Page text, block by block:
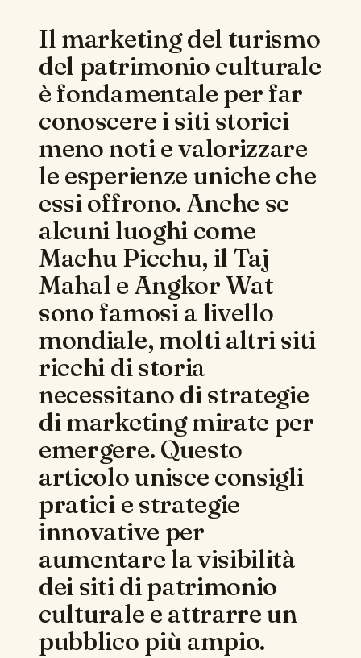
Il marketing del turismo
del patrimonio culturale
è fondamentale per far
conoscere i siti storici
meno noti e valorizzare
le esperienze uniche che
essi offrono. Anche se
alcuni luoghi come
Machu Picchu, il Taj
Mahal e Angkor Wat
sono famosi a livello
mondiale, molti altri siti
ricchi di storia
necessitano di strategie
di marketing mirate per
emergere. Questo
articolo unisce consigli
pratici e strategie
innovative per
aumentare la visibilità
dei siti di patrimonio
culturale e attrarre un
pubblico più ampio.